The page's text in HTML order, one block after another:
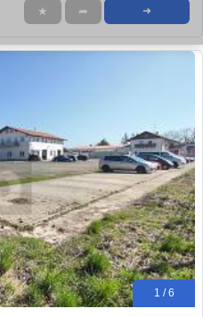
★ ➦ ➜
1 / 6